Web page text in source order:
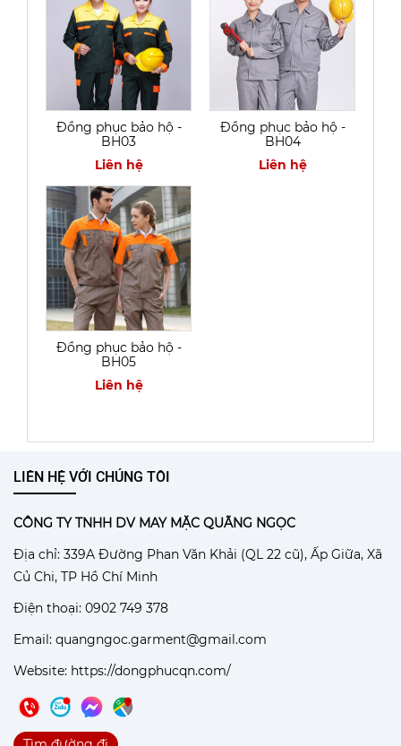
Đồng phục bảo hộ -
BH03
Liên hệ
Đồng phục bảo hộ -
BH04
Liên hệ
Đồng phục bảo hộ -
BH05
Liên hệ
LIÊN HỆ VỚI CHÚNG TÔI
CÔNG TY TNHH DV MAY MẶC QUÃNG NGỌC
Địa chỉ: 339A Đường Phan Văn Khải (QL 22 cũ), Ấp Giữa, Xã
Củ Chi, TP Hồ Chí Minh
Điện thoại: 0902 749 378
Email: quangngoc.garment@gmail.com
Website: https://dongphucqn.com/